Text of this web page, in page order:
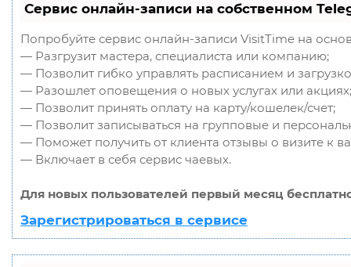
Сервис онлайн-записи на собственном
Попробуйте сервис онлайн-записи VisitTime на
— Разгрузит мастера, специалиста или компанию;
— Позволит гибко управлять расписанием и
— Разошлет оповещения о новых услугах или акциях;
— Позволит принять оплату на карту/кошелек/счет;
— Позволит записываться на групповые и
— Поможет получить от клиента отзывы о визите к
— Включает в себя сервис чаевых.
Для новых пользователей первый месяц
Зарегистрироваться в сервисе